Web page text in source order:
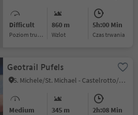
Difficult
Poziom trudności
860 m
Wzlot
5h:00 Min
czas trwania
Geotrail Pufels
S. Michele/St. Michael - Castelrotto/Kastelruth, Kastelruth/Castelrotto, Dolomites Region Seiser Alm
Medium 345 m 2h:08 Min